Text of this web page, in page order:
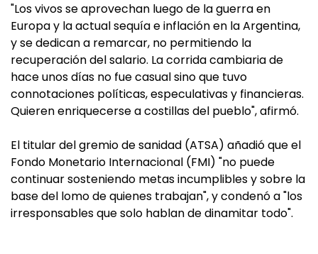
"Los vivos se aprovechan luego de la guerra en
Europa y la actual sequía e inflación en la Argentina,
y se dedican a remarcar, no permitiendo la
recuperación del salario. La corrida cambiaria de
hace unos días no fue casual sino que tuvo
connotaciones políticas, especulativas y financieras.
Quieren enriquecerse a costillas del pueblo", afirmó.
El titular del gremio de sanidad (ATSA) añadió que el
Fondo Monetario Internacional (FMI) "no puede
continuar sosteniendo metas incumplibles y sobre la
base del lomo de quienes trabajan", y condenó a "los
irresponsables que solo hablan de dinamitar todo".